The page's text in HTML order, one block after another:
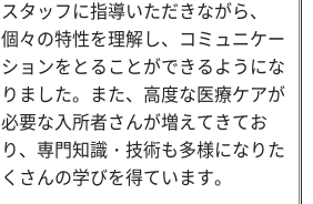
スタッフに指導いただきながら、
個々の特性を理解し、コミュニケー
ションをとることができるようにな
りました。また、高度な医療ケアが
必要な入所者さんが増えてきてお
り、専門知識・技術も多様になりた
くさんの学びを得ています。